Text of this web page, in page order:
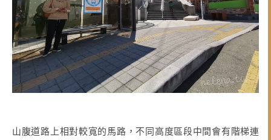
山腹道路上相對較寬的馬路，不同高度區段中間會有階梯連